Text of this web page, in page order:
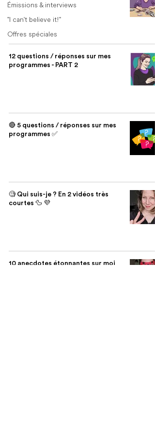
Émissions & interviews
"I can't believe it!"
Offres spéciales
12 questions / réponses sur mes
programmes - PART 2
🔴 5 questions / réponses sur mes
programmes ✅
🧐 Qui suis-je ? En 2 vidéos très
courtes 🦆 💜
10 anecdotes étonnantes sur moi